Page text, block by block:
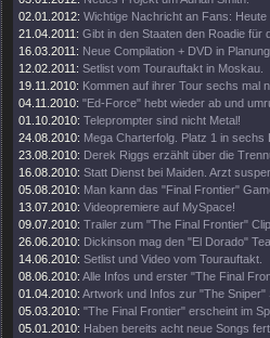
02.01.2012: Wichtige Nachricht an Fans: Heute
21.04.2011: Gibt in den Staaten den Roadie für
16.03.2011: Neue Compilation + DVD in
12.02.2011: Setlist vom Tourauftakt in Moskau.
19.11.2010: Kommen auf ihrer Tour sechs mal
04.11.2010: "Ed-Force" hebt wieder ab und
01.10.2010: Teleprompter sind nicht Metal!
24.08.2010: Mega Charterfolg. Platz 1 in sechs
23.08.2010: Derek Riggs erzählt über die
16.08.2010: Statt Dienst bei Maiden. Arzt
05.08.2010: Man kann das "Final Frontier"
13.07.2010: Videopremiere auf MySpace!
09.07.2010: Trailer zum "The Final Frontier"
26.06.2010: Dickinson mag den "El Dorado"
14.06.2010: Setlist und Video vom Tourauftakt.
08.06.2010: Alle Infos und erster "The Final
01.04.2010: Artwork und Infos zur "The Sniper"
05.03.2010: "The Final Frontier" erscheint im
05.01.2010: Haben bereits acht neue Songs